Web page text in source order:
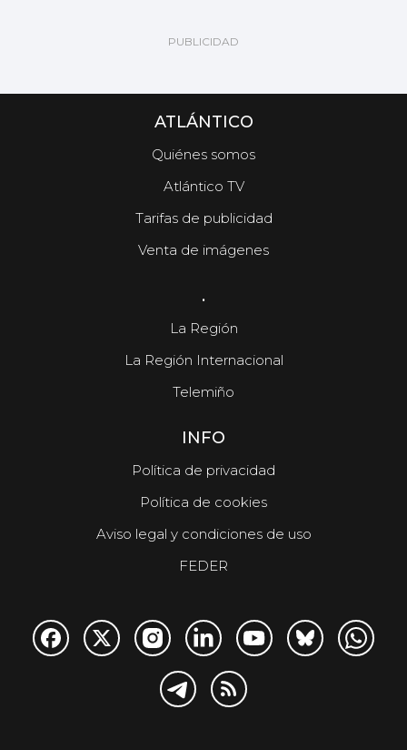
ATLÁNTICO
Quiénes somos
Atlántico TV
Tarifas de publicidad
Venta de imágenes
.
La Región
La Región Internacional
Telemiño
INFO
Política de privacidad
Política de cookies
Aviso legal y condiciones de uso
FEDER